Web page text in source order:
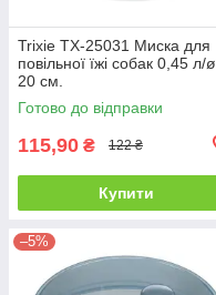
Trixie TX-25031 Миска для
повільної їжі собак 0,45 л/ø
20 см.
Готово до відправки
115,90 ₴ 122 ₴
Купити
–5%